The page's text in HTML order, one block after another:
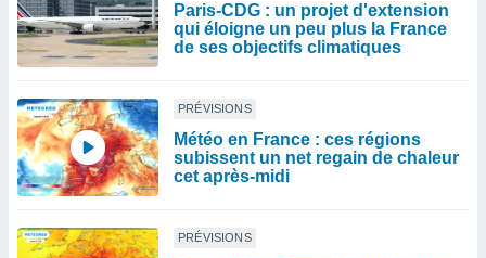
Paris-CDG : un projet d'extension
qui éloigne un peu plus la France
de ses objectifs climatiques
PRÉVISIONS
Météo en France : ces régions
subissent un net regain de chaleur
cet après-midi
PRÉVISIONS